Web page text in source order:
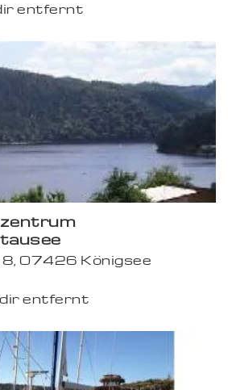
entfernt
8, 07426 Königsee
entfernt